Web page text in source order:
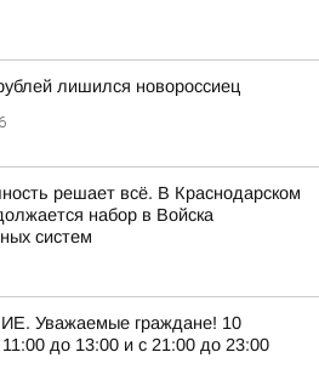
лишился новороссиец
решает всё. В Краснодарском
набор в Войска
систем
Уважаемые граждане! 10
11:00 до 13:00 и с 21:00 до 23:00